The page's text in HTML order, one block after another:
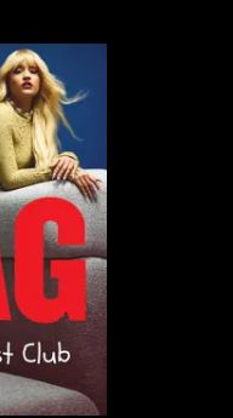
obrony, ale także
i udostępnili w
się w niej
rosyjskich
a ataki nie
Federacji
Interfax,
chcecie zagrać